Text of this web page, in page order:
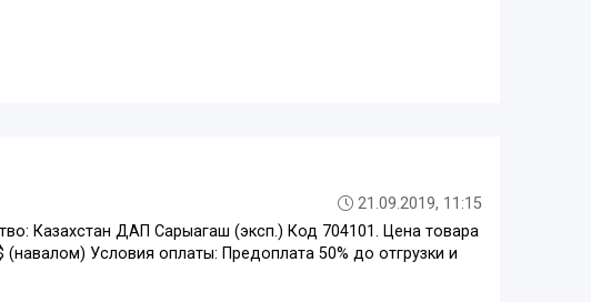
21.09.2019, 11:15
Казахстан ДАП Сарыагаш (эксп.) Код 704101. Цена товара
Условия оплаты: Предоплата 50% до отгрузки и